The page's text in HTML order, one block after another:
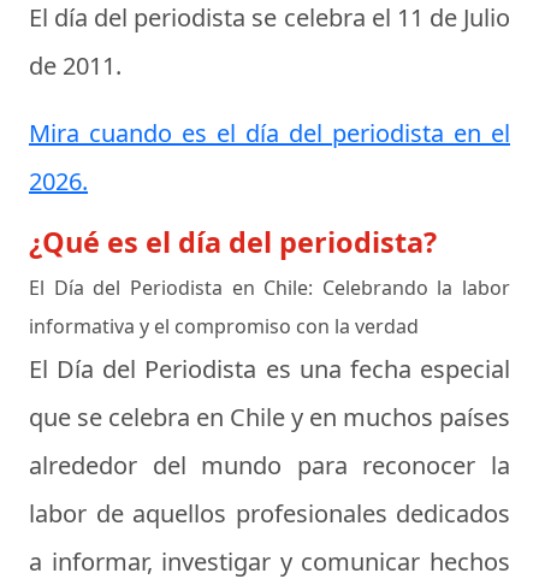
El día del periodista se celebra el 11 de Julio
de 2011.
Mira cuando es el día del periodista en el
2026.
¿Qué es el día del periodista?
El Día del Periodista en Chile: Celebrando la labor
informativa y el compromiso con la verdad
El Día del Periodista es una fecha especial
que se celebra en Chile y en muchos países
alrededor del mundo para reconocer la
labor de aquellos profesionales dedicados
a informar, investigar y comunicar hechos